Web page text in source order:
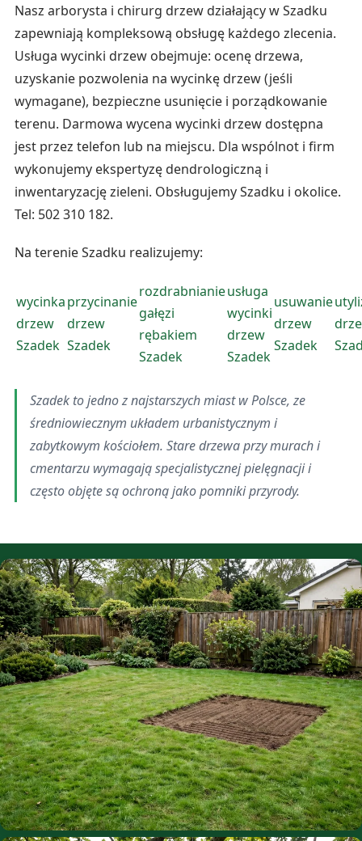
Nasz arborysta i chirurg drzew działający w Szadku
zapewniają kompleksową obsługę każdego zlecenia.
Usługa wycinki drzew obejmuje: ocenę drzewa,
uzyskanie pozwolenia na wycinkę drzew (jeśli
wymagane), bezpieczne usunięcie i porządkowanie
terenu. Darmowa wycena wycinki drzew dostępna
jest przez telefon lub na miejscu. Dla wspólnot i firm
wykonujemy ekspertyzę dendrologiczną i
inwentaryzację zieleni. Obsługujemy Szadku i okolice.
Tel: 502 310 182.
Na terenie Szadku realizujemy:
wycinka
drzew
Szadek
przycinanie
drzew
Szadek
rozdrabnianie
gałęzi
rębakiem
Szadek
usługa
wycinki
drzew
Szadek
usuwanie
drzew
Szadek
Szadek to jedno z najstarszych miast w Polsce, ze
średniowiecznym układem urbanistycznym i
zabytkowym kościołem. Stare drzewa przy murach i
cmentarzu wymagają specjalistycznej pielęgnacji i
często objęte są ochroną jako pomniki przyrody.